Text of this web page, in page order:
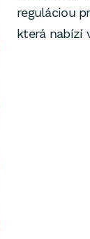
reguláciou
která nabízí